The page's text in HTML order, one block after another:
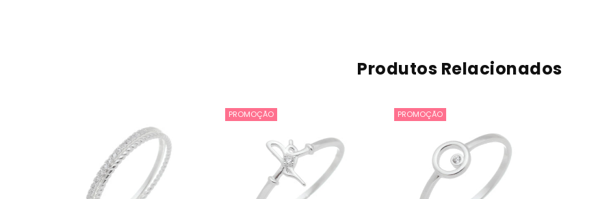
Produtos Relacionados
PROMOÇÃO PROMOÇÃO